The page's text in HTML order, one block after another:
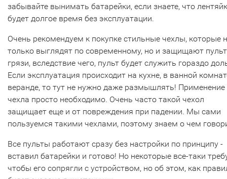
забывайте вынимать батарейки, если знаете, что
будет долгое время без эксплуатации.
Очень рекомендуем к покупке стильные чехлы, которые
только выглядят по современному, но и защищают
грязи, вследствие чего, пульт будет служить гораздо
Если эксплуатация происходит на кухне, в ванной
веранде, то тут не нужно даже размышлять! Применение
чехла просто необходимо. Очень часто такой чехол
защищает еще и от повреждения при падении. Мы сами
пользуемся такими чехлами, поэтому знаем о чем
Все пульты работают сразу без настройки по принципу -
вставил батарейки и готово! Но некоторые все-таки
чтобы его сопрягли с устройством, но об этом, как